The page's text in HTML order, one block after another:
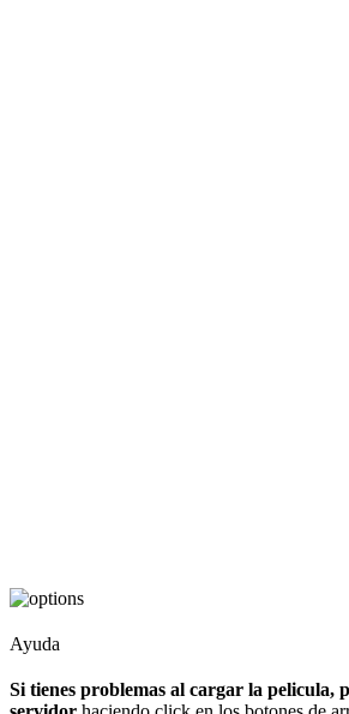
Ayuda
Si tienes problemas al cargar la pelicula,